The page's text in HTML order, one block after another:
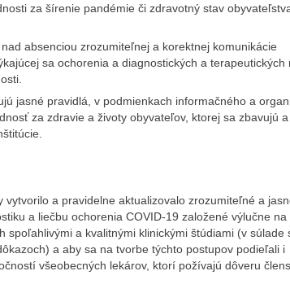
za šírenie pandémie či zdravotný stav
absenciou zrozumiteľnej a korektnej komunikácie
sa ochorenia a diagnostických a terapeutických
jasné pravidlá, v podmienkach informačného a
za zdravie a životy obyvateľov, ktorej sa zbavujú
vytvorilo a pravidelne aktualizovalo zrozumiteľné a
a liečbu ochorenia COVID-19 založené výlučne na
spoľahlivými a kvalitnými klinickými štúdiami (v súlade
a aby sa na tvorbe týchto postupov podieľali i
všeobecných lekárov, ktorí požívajú dôveru